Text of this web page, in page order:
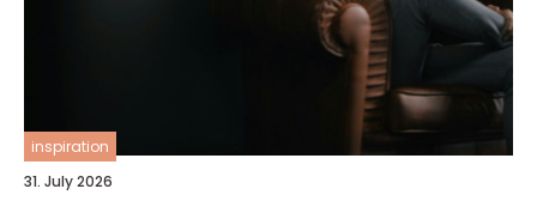
inspiration
31. July 2026